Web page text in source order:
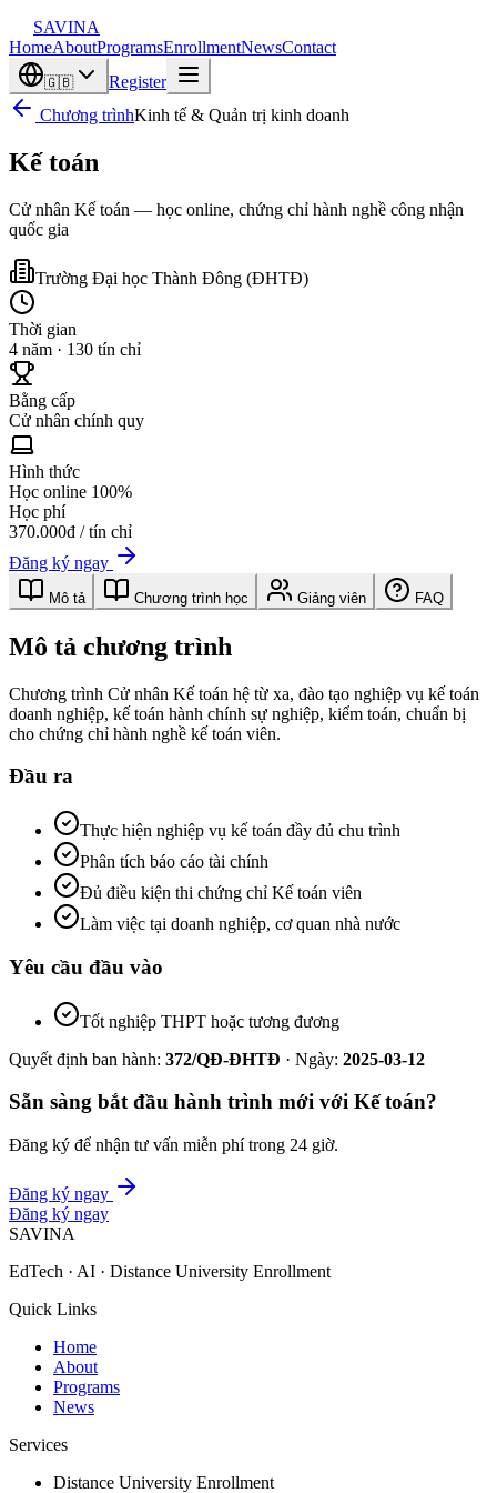
SAVINA
HomeAboutProgramsEnrollmentNewsContact
🇬🇧
Register
Chương trìnhKinh tế & Quản trị kinh doanh
Kế toán
Cử nhân Kế toán — học online, chứng chỉ hành nghề công nhận
quốc gia
Trường Đại học Thành Đông (ĐHTĐ)
Thời gian
4 năm · 130 tín chỉ
Bằng cấp
Cử nhân chính quy
Hình thức
Học online 100%
Học phí
370.000đ / tín chỉ
Đăng ký ngay
Mô tả Chương trình học Giảng viên FAQ
Mô tả chương trình
Chương trình Cử nhân Kế toán hệ từ xa, đào tạo nghiệp vụ kế toán
doanh nghiệp, kế toán hành chính sự nghiệp, kiểm toán, chuẩn bị
cho chứng chỉ hành nghề kế toán viên.
Đầu ra
Thực hiện nghiệp vụ kế toán đầy đủ chu trình
Phân tích báo cáo tài chính
Đủ điều kiện thi chứng chỉ Kế toán viên
Làm việc tại doanh nghiệp, cơ quan nhà nước
Yêu cầu đầu vào
Tốt nghiệp THPT hoặc tương đương
Quyết định ban hành: 372/QĐ-ĐHTĐ · Ngày: 2025-03-12
Sẵn sàng bắt đầu hành trình mới với Kế toán?
Đăng ký để nhận tư vấn miễn phí trong 24 giờ.
Đăng ký ngay
Đăng ký ngay
SAVINA
EdTech · AI · Distance University Enrollment
Quick Links
Home
About
Programs
News
Services
Distance University Enrollment